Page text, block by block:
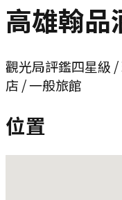
高雄翰品
觀光局評鑑四星級
店 / 一般旅館
位置